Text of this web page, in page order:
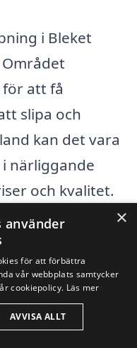
i Bleket
att få
slipa och
kan det vara
närliggande
och kvalitet.
av Bleket
×
använder
för att förbättra
vår webbplats samtycker
cookiepolicy. Läs mer
AVVISA ALLT